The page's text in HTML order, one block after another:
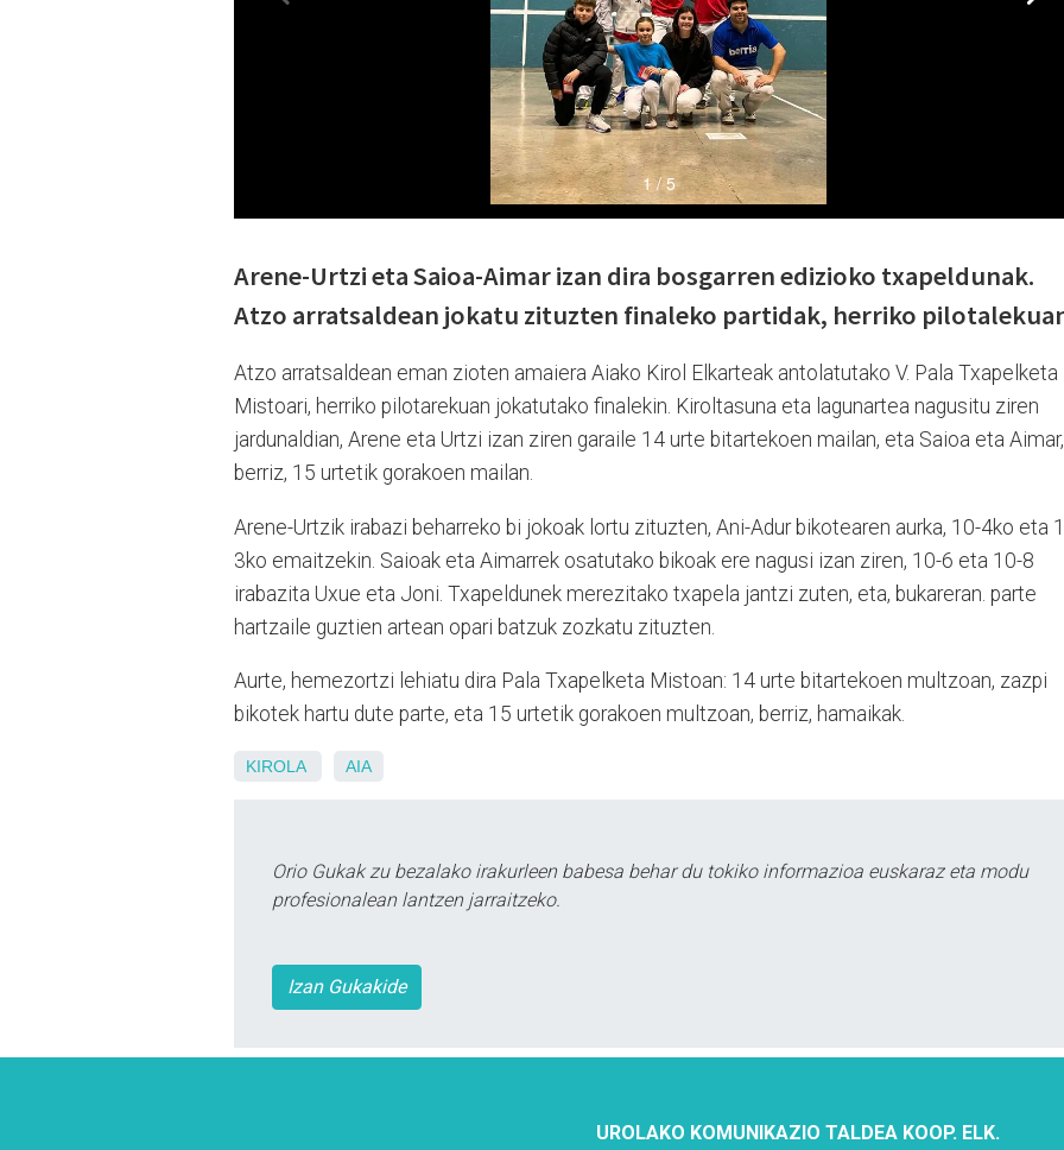
Arene-Urtzi eta Saioa-Aimar izan dira bosgarren edizioko txapeldunak.
Atzo arratsaldean jokatu zituzten finaleko partidak, herriko
Atzo arratsaldean eman zioten amaiera Aiako Kirol Elkarteak antolatutako V. Pala Txapelketa
Mistoari, herriko pilotarekuan jokatutako finalekin. Kiroltasuna eta lagunartea nagusitu ziren
jardunaldian, Arene eta Urtzi izan ziren garaile 14 urte bitartekoen mailan, eta Saioa eta Aimar,
berriz, 15 urtetik gorakoen mailan.
Arene-Urtzik irabazi beharreko bi jokoak lortu zituzten, Ani-Adur bikotearen aurka, 10-4ko eta
3ko emaitzekin. Saioak eta Aimarrek osatutako bikoak ere nagusi izan ziren, 10-6 eta 10-8
irabazita Uxue eta Joni. Txapeldunek merezitako txapela jantzi zuten, eta, bukareran. parte
hartzaile guztien artean opari batzuk zozkatu zituzten.
Aurte, hemezortzi lehiatu dira Pala Txapelketa Mistoan: 14 urte bitartekoen multzoan, zazpi
bikotek hartu dute parte, eta 15 urtetik gorakoen multzoan, berriz, hamaikak.
KIROLA AIA
Orio Gukak zu bezalako irakurleen babesa behar du tokiko informazioa euskaraz eta modu
profesionalean lantzen jarraitzeko.
Izan Gukakide
UROLAKO KOMUNIKAZIO TALDEA KOOP. ELK.